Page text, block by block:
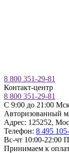
8 800 351-29-81
Контакт-центр
8 800 351-29-81
C 9:00 до 21:00
Авторизованный
Адрес: 125252,
Телефон: 8 495
Вс-чт 10:00-22:00
Принимаем к